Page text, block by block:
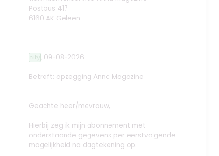
Postbus 417
6160 AK Geleen
city, 09-08-2026
Betreft: opzegging Anna Magazine
Geachte heer/mevrouw,
Hierbij zeg ik mijn abonnement met
onderstaande gegevens per eerstvolgende
mogelijkheid na dagtekening op.